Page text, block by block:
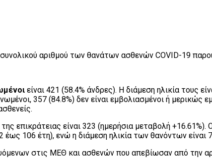
αριθμού των θανάτων ασθενών COVID-19
είναι 421 (58.4% άνδρες). Η διάμεση ηλικία τους
357 (84.8%) δεν είναι εμβολιασμένοι ή μερικώς
επικράτειας είναι 323 (ημερήσια μεταβολή
έως 106 έτη), ενώ η διάμεση ηλικία των θανόντων είναι
στις MEΘ και ασθενών που απεβίωσαν από την